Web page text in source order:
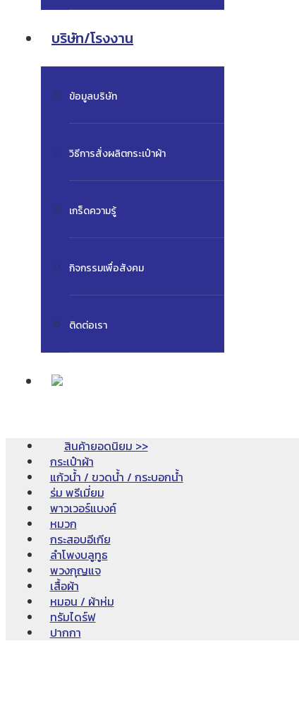
บริษัท/โรงงาน
ข้อมูลบริษัท
วิธีการสั่งผลิตกระเป๋าผ้า
เกร็ดความรู้
กิจกรรมเพื่อสังคม
ติดต่อเรา
สินค้ายอดนิยม >>
กระเป๋าผ้า
แก้วน้ำ / ขวดน้ำ / กระบอกน้ำ
ร่ม พรีเมี่ยม
พาวเวอร์แบงค์
หมวก
กระสอบอีเกีย
ลำโพงบลูทูธ
พวงกุญแจ
เสื้อผ้า
หมอน / ผ้าห่ม
ทรัมไดร์ฟ
ปากกา